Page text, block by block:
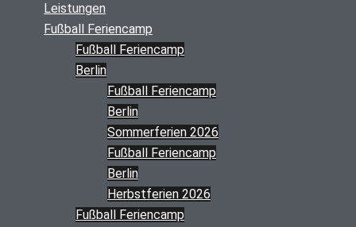
Leistungen
Fußball Feriencamp
Fußball Feriencamp
Berlin
Fußball Feriencamp
Berlin
Sommerferien 2026
Fußball Feriencamp
Berlin
Herbstferien 2026
Fußball Feriencamp